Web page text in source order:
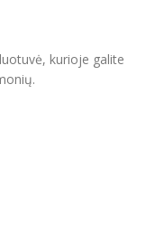
kurioje galite